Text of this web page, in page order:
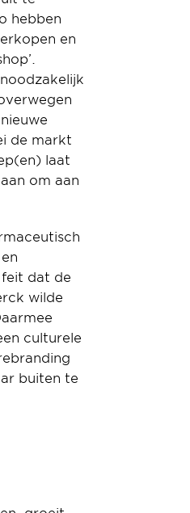
hebben
en
de markt
laat
om aan
dat de
wilde
culturele
buiten te